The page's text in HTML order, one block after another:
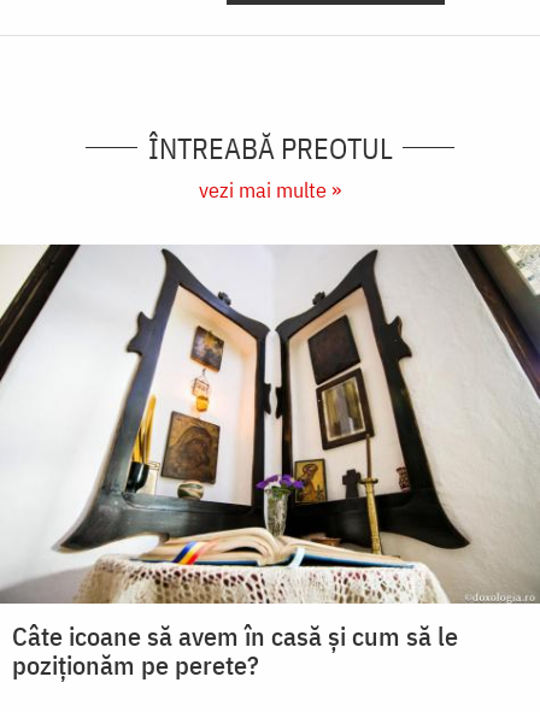
ÎNTREABĂ PREOTUL
vezi mai multe »
Câte icoane să avem în casă și cum să le
poziționăm pe perete?